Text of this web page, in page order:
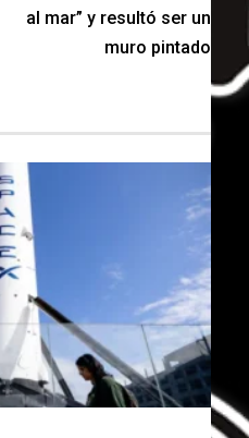
al mar” y resultó ser un
muro pintado